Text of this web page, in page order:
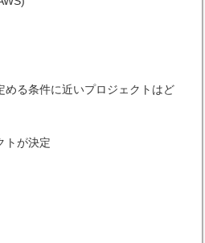
る条件に近いプロジェクトはど
トが決定